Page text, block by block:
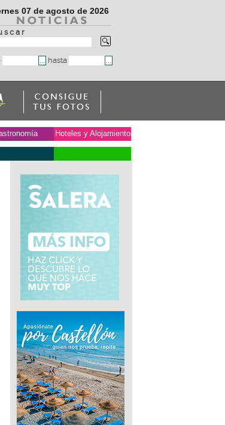
07 de agosto de 2026
s c a r
hasta
Hoteles y Alojamiento